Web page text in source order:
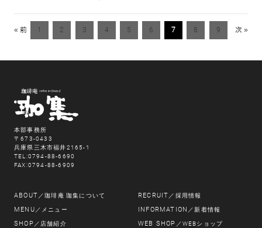
« 前 1 2 3 4 5 6 7 8 9 次 »
本部事務所
〒673-0433
兵庫県三木市福井2165-1
TEL:0794-88-6690
FAX:0794-88-6909
ABOUT ／珈琲庵 珈集について RECRUIT ／採用情報
MENU ／メニュー INFORMATION ／新着情報
SHOP ／店舗紹介 WEB SHOP ／WEBショップ